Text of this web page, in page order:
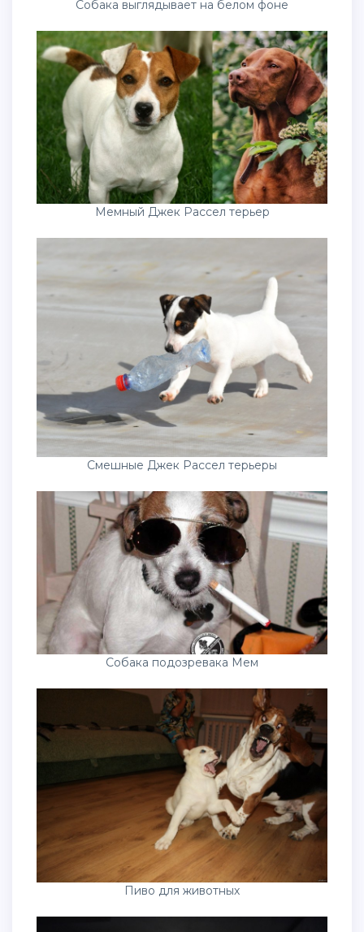
Собака выглядывает на белом фоне
Мемный Джек Рассел терьер
Смешные Джек Рассел терьеры
Собака подозревака Мем
Пиво для животных